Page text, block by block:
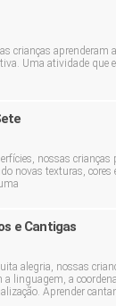
crianças aprenderam
Uma atividade que
nossas
novas texturas,
e Cantigas
alegria, nossas
linguagem, a
Aprender